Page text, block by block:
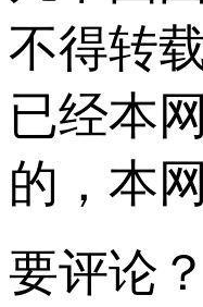
不得转
已经本
的，本
要评论